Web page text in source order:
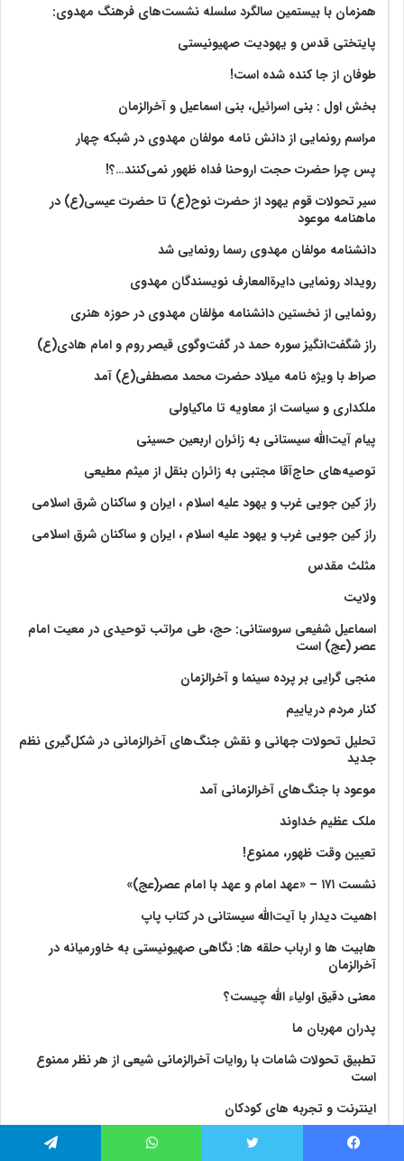
همزمان با بیستمین سالگرد سلسله نشست‌های فرهنگ مهدوی:‌
پایتختی قدس و یهودیت صهیونیستی
طوفان از جا کنده شده است!
بخش اول : بنی اسرائیل، بنی اسماعیل و آخرالزمان
مراسم رونمایی از دانش نامه مولفان مهدوی در شبکه چهار
پس چرا حضرت حجت اروحنا فداه ظهور نمی‌کنند…؟!
سیر تحولات قوم یهود از حضرت نوح(ع) تا حضرت عیسی(ع) در
ماهنامه موعود
دانشنامه مولفان مهدوی رسما رونمایی شد
رویداد رونمایی دایرةالمعارف نویسندگان مهدوی
رونمایی از نخستین دانشنامه مؤلفان مهدوی در حوزه هنری
راز شگفت‌انگیز سوره حمد در گفت‌وگوی قیصر روم و امام هادی(ع)
صراط با ویژه نامه میلاد حضرت محمد مصطفی(ع) آمد
ملکداری و سیاست از معاویه تا ماکیاولی
پیام آیت‌الله سیستانی به زائران اربعین حسینی
توصیه‌های حاج‌آقا مجتبی به زائران بنقل از میثم مطیعی
راز کین جویی غرب و یهود علیه اسلام ، ایران و ساکنان شرق اسلامی
راز کین جویی غرب و یهود علیه اسلام ، ایران و ساکنان شرق اسلامی
مثلث مقدس
ولايت‏
اسماعیل شفیعی سروستانی: حج، طی مراتب توحیدی در معیت امام
عصر (عج) است
منجی گرایی بر پرده سینما و آخرالزمان
کنار مردم دریاییم
تحلیل تحولات جهانی و نقش جنگ‌های آخرالزمانی در شکل‌گیری نظم
جدید
موعود با جنگ‌های آخرالزمانی آمد
ملک عظیم خداوند
تعیین وقت ظهور، ممنوع!
نشست ۱۷۱ – «عهد امام و عهد با امام عصر(عج)»
اهمیت دیدار با آیت‌الله سیستانی در کتاب پاپ
هابیت ها و ارباب حلقه ها: نگاهی صهیونیستی به خاورمیانه در
آخرالزمان
معنی دقیق اولیاء الله چیست؟
پدران مهربان ما
تطبیق تحولات شامات با روایات آخرالزمانی شیعی از هر نظر ممنوع
است
اینترنت و تجربه های کودکان
نشریه الکترونیکی عربی «صراط» ویژه ماه جمادی الاول منتشر شد